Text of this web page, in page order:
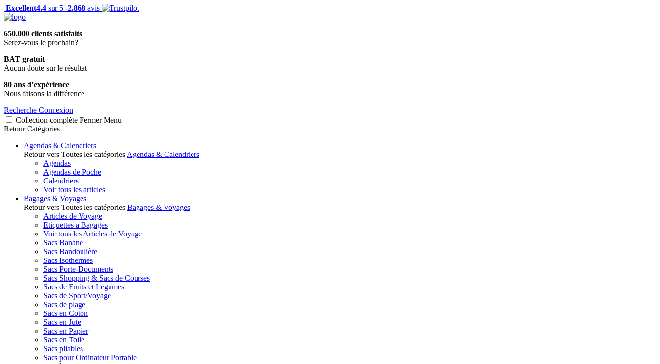
Excellent4.4 sur 5 -2.868 avis
650.000 clients satisfaits
Serez-vous le prochain?
BAT gratuit
Aucun doute sur le résultat
80 ans d’expérience
Nous faisons la différence
Recherche Connexion
Collection complète Fermer Menu
Retour Catégories
Agendas & Calendriers
Retour vers Toutes les catégories Agendas & Calendriers
Agendas
Agendas de Poche
Calendriers
Voir tous les articles
Bagages & Voyages
Retour vers Toutes les catégories Bagages & Voyages
Articles de Voyage
Etiquettes a Bagages
Voir tous les Articles de Voyage
Sacs Banane
Sacs Bandoulière
Sacs Isothermes
Sacs Porte-Documents
Sacs Shopping & Sacs de Courses
Sacs de Fruits et Legumes
Sacs de Sport/Voyage
Sacs de plage
Sacs en Coton
Sacs en Jute
Sacs en Papier
Sacs en Toile
Sacs pliables
Sacs pour Ordinateur Portable